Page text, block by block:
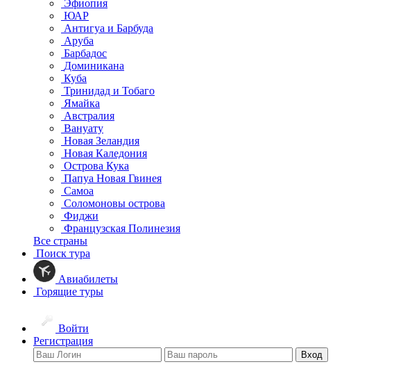
Эфиопия
ЮАР
Антигуа и Барбуда
Аруба
Барбадос
Доминикана
Куба
Тринидад и Тобаго
Ямайка
Австралия
Вануату
Новая Зеландия
Новая Каледония
Острова Кука
Папуа Новая Гвинея
Самоа
Соломоновы острова
Фиджи
Французская Полинезия
Все страны
Поиск тура
Авиабилеты
Горящие туры
Войти
Регистрация
Вход